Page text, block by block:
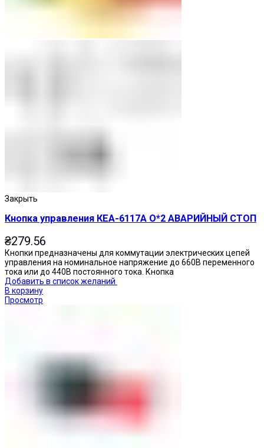
Закрыть
Кнопка управления КЕА-6117А О*2 АВАРИЙНЫЙ СТОП
₴279.56
Кнопки предназначены для коммутации электрических цепей
управления на номинальное напряжение до 660В переменного
тока или до 440В постоянного тока. Кнопка
Добавить в список желаний
В корзину
Просмотр